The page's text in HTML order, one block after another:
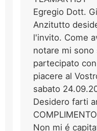
Egregio Dott.
Anzitutto
l'invito. Come
notare mi
partecipato
piacere al
sabato
Desidero farti
Non mi é